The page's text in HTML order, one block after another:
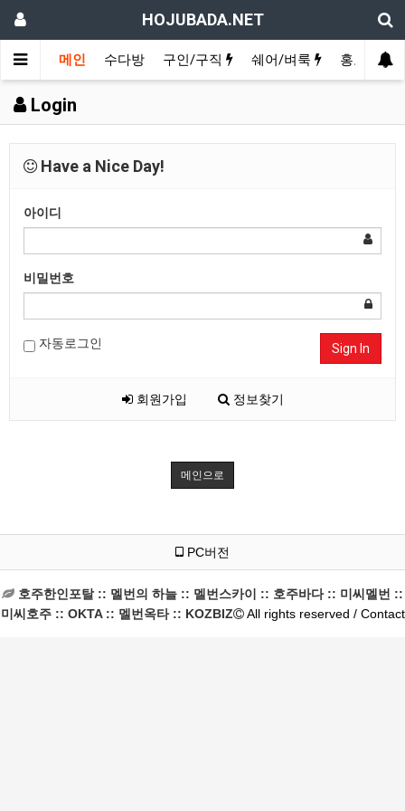
HOJUBADA.NET
메인 수다방 구인/구직 쉐어/벼룩 홍보방
Login
Have a Nice Day!
아이디
비밀번호
자동로그인 Sign In
회원가입 정보찾기
메인으로
PC버전
호주한인포탈 :: 멜번의 하늘 :: 멜번스카이 :: 호주바다 :: 미씨멜번 ::
미씨호주 :: OKTA :: 멜번옥타 :: KOZBIZ
All rights reserved / Contact